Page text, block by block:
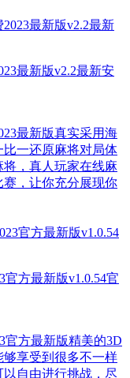
最新版v2.2最新安
最新版真实采用海
一还原麻将对局体
，真人玩家在线麻
，让你充分展现你
方最新版v1.0.54官
官方最新版精美的3D
享受到很多不一样
自由进行挑战，尽